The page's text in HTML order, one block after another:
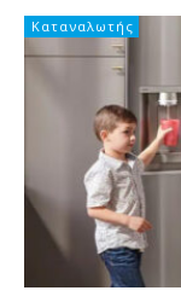
Καταναλωτής